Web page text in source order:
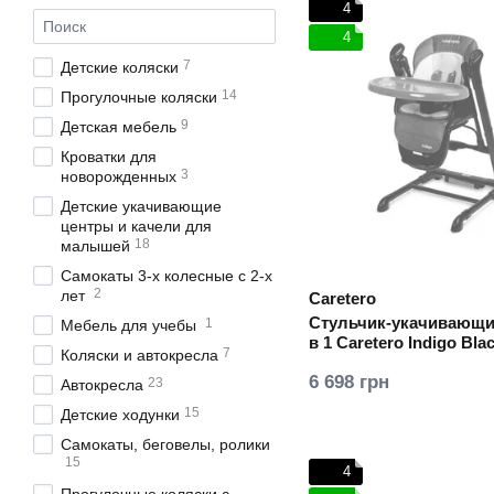
4
4
Caretero
Стульчик-
в 1 Caretero Indigo
6 698 грн
4
Детские коляски 7
Прогулочные коляски 14
Детская мебель 9
Кроватки для
новорожденных 3
Детские укачивающие
центры и качели для
малышей 18
Самокаты 3-х колесные с 2-х
лет 2
Мебель для учебы 1
Коляски и автокресла 7
Автокресла 23
Детские ходунки 15
Самокаты, беговелы, ролики
15